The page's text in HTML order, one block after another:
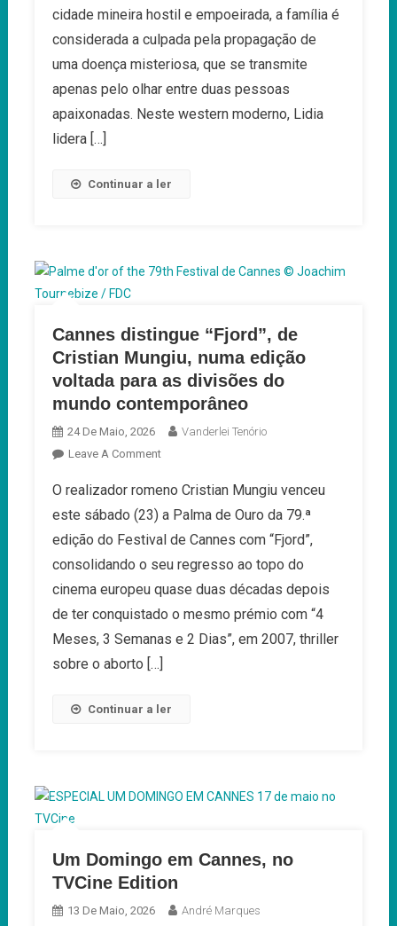
A
30
De
Julho
cidade mineira hostil e empoeirada, a família é
considerada a culpada pela propagação de
uma doença misteriosa, que se transmite
apenas pelo olhar entre duas pessoas
apaixonadas. Neste western moderno, Lidia
lidera […]
Continuar a ler
Cannes distingue “Fjord”, de
Cristian Mungiu, numa edição
voltada para as divisões do
mundo contemporâneo
24 De Maio, 2026
Vanderlei Tenório
Leave A CommentOn
Distingue
“Fjord”,
De
Mungiu,
Numa
Edição
Voltada
Para
O realizador romeno Cristian Mungiu venceu
este sábado (23) a Palma de Ouro da 79.ª
edição do Festival de Cannes com “Fjord”,
consolidando o seu regresso ao topo do
cinema europeu quase duas décadas depois
de ter conquistado o mesmo prémio com “4
Meses, 3 Semanas e 2 Dias”, em 2007, thriller
sobre o aborto […]
Continuar a ler
Um Domingo em Cannes, no
TVCine Edition
13 De Maio, 2026
André Marques